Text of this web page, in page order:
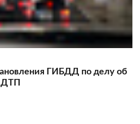
ГИБДД по делу об
ДТП